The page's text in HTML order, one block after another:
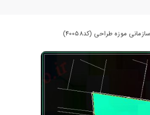
موزه طراحی (کد40058)